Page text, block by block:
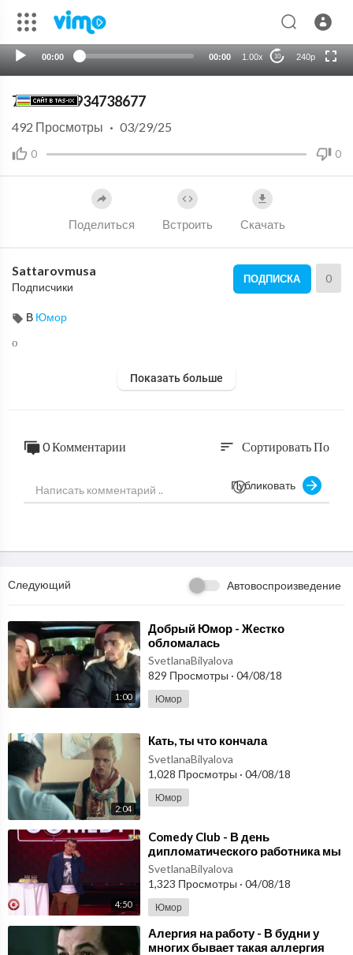
00:00 00:00 1.00x 10 240p
HD
79691421934738677
0 0
492 Просмотры · 03/29/25
Поделиться Встроить Скачать
Sattarovmusa
Подписчики
ПОДПИСКА 0
В Юмор
о
Показать больше
0 Комментарии sort Сортировать По
Публиковать
Следующий Автовоспроизведение
1:00
⁣Добрый Юмор - Жестко
обломалась
SvetlanaBilyalova
829 Просмотры · 04/08/18
Юмор
2:04
⁣Кать, ты что кончала
SvetlanaBilyalova
1,028 Просмотры · 04/08/18
Юмор
4:50
⁣Comedy Club - В день
дипломатического работника мы
хотим....
SvetlanaBilyalova
1,323 Просмотры · 04/08/18
Юмор
⁣Алергия на работу - В будни у
многих бывает такая аллергия